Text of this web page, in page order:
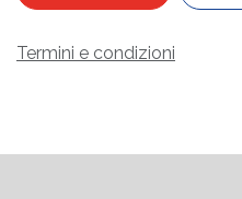
Termini e condizioni